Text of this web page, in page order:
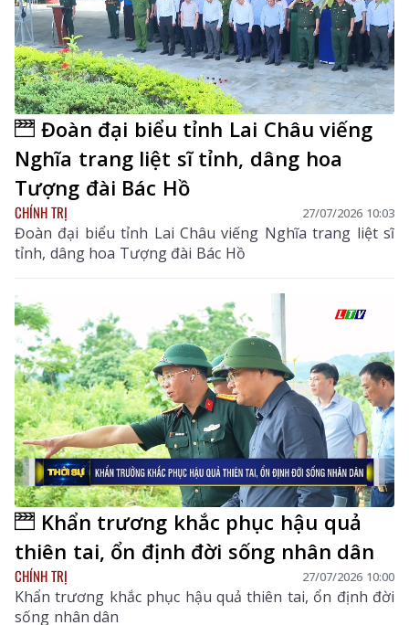
Đoàn đại biểu tỉnh Lai Châu viếng
Nghĩa trang liệt sĩ tỉnh, dâng hoa
Tượng đài Bác Hồ
CHÍNH TRỊ 27/07/2026 10:03
Đoàn đại biểu tỉnh Lai Châu viếng Nghĩa trang liệt sĩ
tỉnh, dâng hoa Tượng đài Bác Hồ
Khẩn trương khắc phục hậu quả
thiên tai, ổn định đời sống nhân dân
CHÍNH TRỊ 27/07/2026 10:00
Khẩn trương khắc phục hậu quả thiên tai, ổn định đời
sống nhân dân